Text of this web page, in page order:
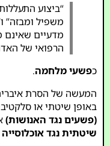
“ביצוע
משפיל ומבזה”
מדעיים שאינם
הרפואי של
כפשעי מלחמה.
המעשה של הסרת
באופן שיטתי או
(פשעים נגד האנושות)
שיטתית נגד